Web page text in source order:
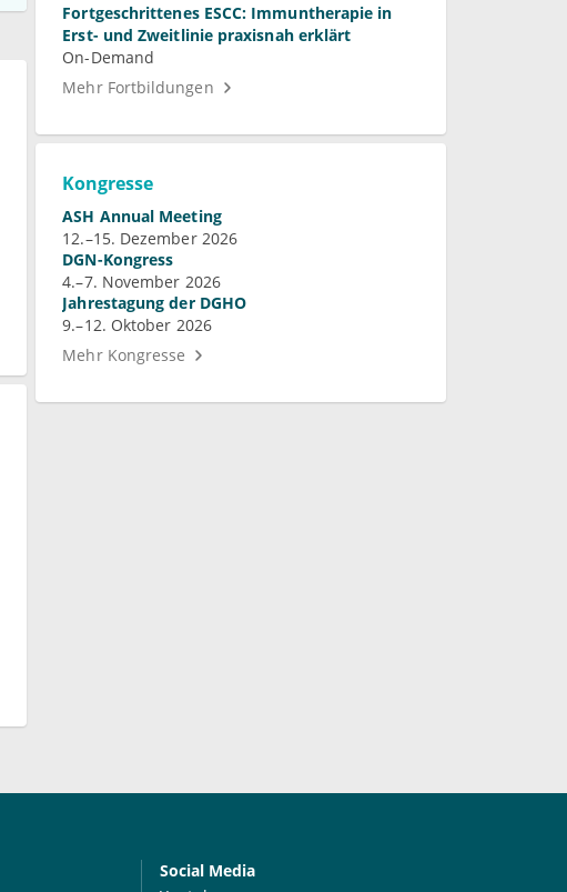
Fortgeschrittenes ESCC: Immuntherapie in
Erst- und Zweitlinie praxisnah erklärt
On-Demand
Mehr Fortbildungen
Kongresse
ASH Annual Meeting
12.–15. Dezember 2026
DGN-Kongress
4.–7. November 2026
Jahrestagung der DGHO
9.–12. Oktober 2026
Mehr Kongresse
Social Media